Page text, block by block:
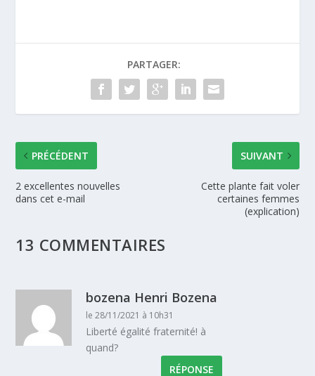
PARTAGER:
PRÉCÉDENT
2 excellentes nouvelles
dans cet e-mail
SUIVANT
Cette plante fait voler
certaines femmes
(explication)
13 COMMENTAIRES
bozena Henri Bozena
le 28/11/2021 à 10h31
Liberté égalité fraternité! à
quand?
RÉPONSE